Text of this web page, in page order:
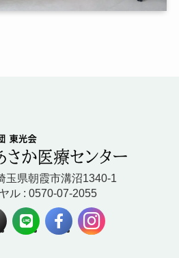
玉県朝霞市溝沼1340-1
ル : 0570-07-2055